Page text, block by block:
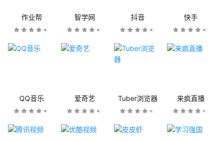
作业帮 智学网 抖音 快手
QQ音乐 爱奇艺 Tuber浏览器 来疯直播